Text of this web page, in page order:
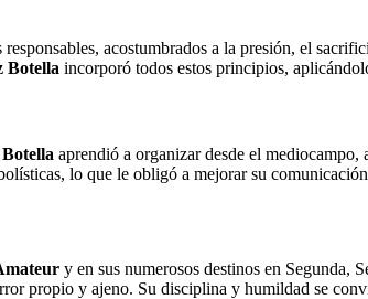
acostumbrados a la presión, el
Botella incorporó todos estos principios,
aprendió a organizar desde el
lo que le obligó a mejorar su
y en sus numerosos destinos en Segunda,
propio y ajeno. Su disciplina y humildad se